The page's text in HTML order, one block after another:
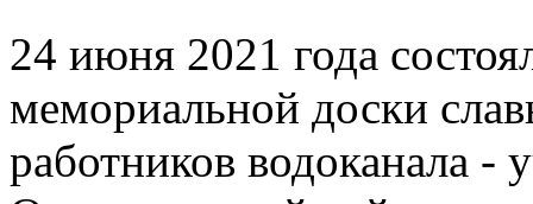
24 июня 2021 года
мемориальной доски
работников водоканала -